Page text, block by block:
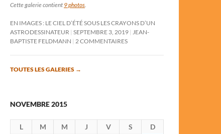
Cette galerie contient 9 photos
EN IMAGES : LE CIEL D’ÉTÉ SOUS LES CRAYONS D’UN
ASTRODESSINATEUR SEPTEMBRE 3, 2019
JEAN-
BAPTISTE FELDMANN
2 COMMENTAIRES
TOUTES LES GALERIES →
NOVEMBRE 2015
L M M J V S
D